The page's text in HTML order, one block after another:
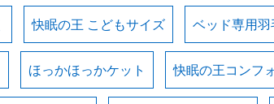
快眠の王 こどもサイズ ベッド専用羽
ほっかほっかケット 快眠の王コンフ